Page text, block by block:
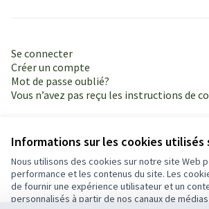
Informations sur les cookies utilisés
Nous utilisons des cookies sur notre site Web
performance et les contenus du site. Les
de fournir une expérience utilisateur et un
personnalisés à partir de nos canaux de
Se connecter
Créer un compte
Mot de passe oublié?
Vous n’avez pas reçu les instructions de
Conditions d'utilisation
Paramètres des cookies